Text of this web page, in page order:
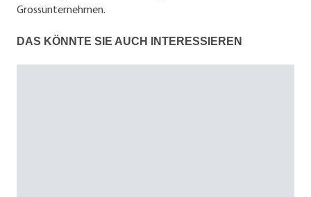
Grossunternehmen.
DAS KÖNNTE SIE AUCH INTERESSIEREN